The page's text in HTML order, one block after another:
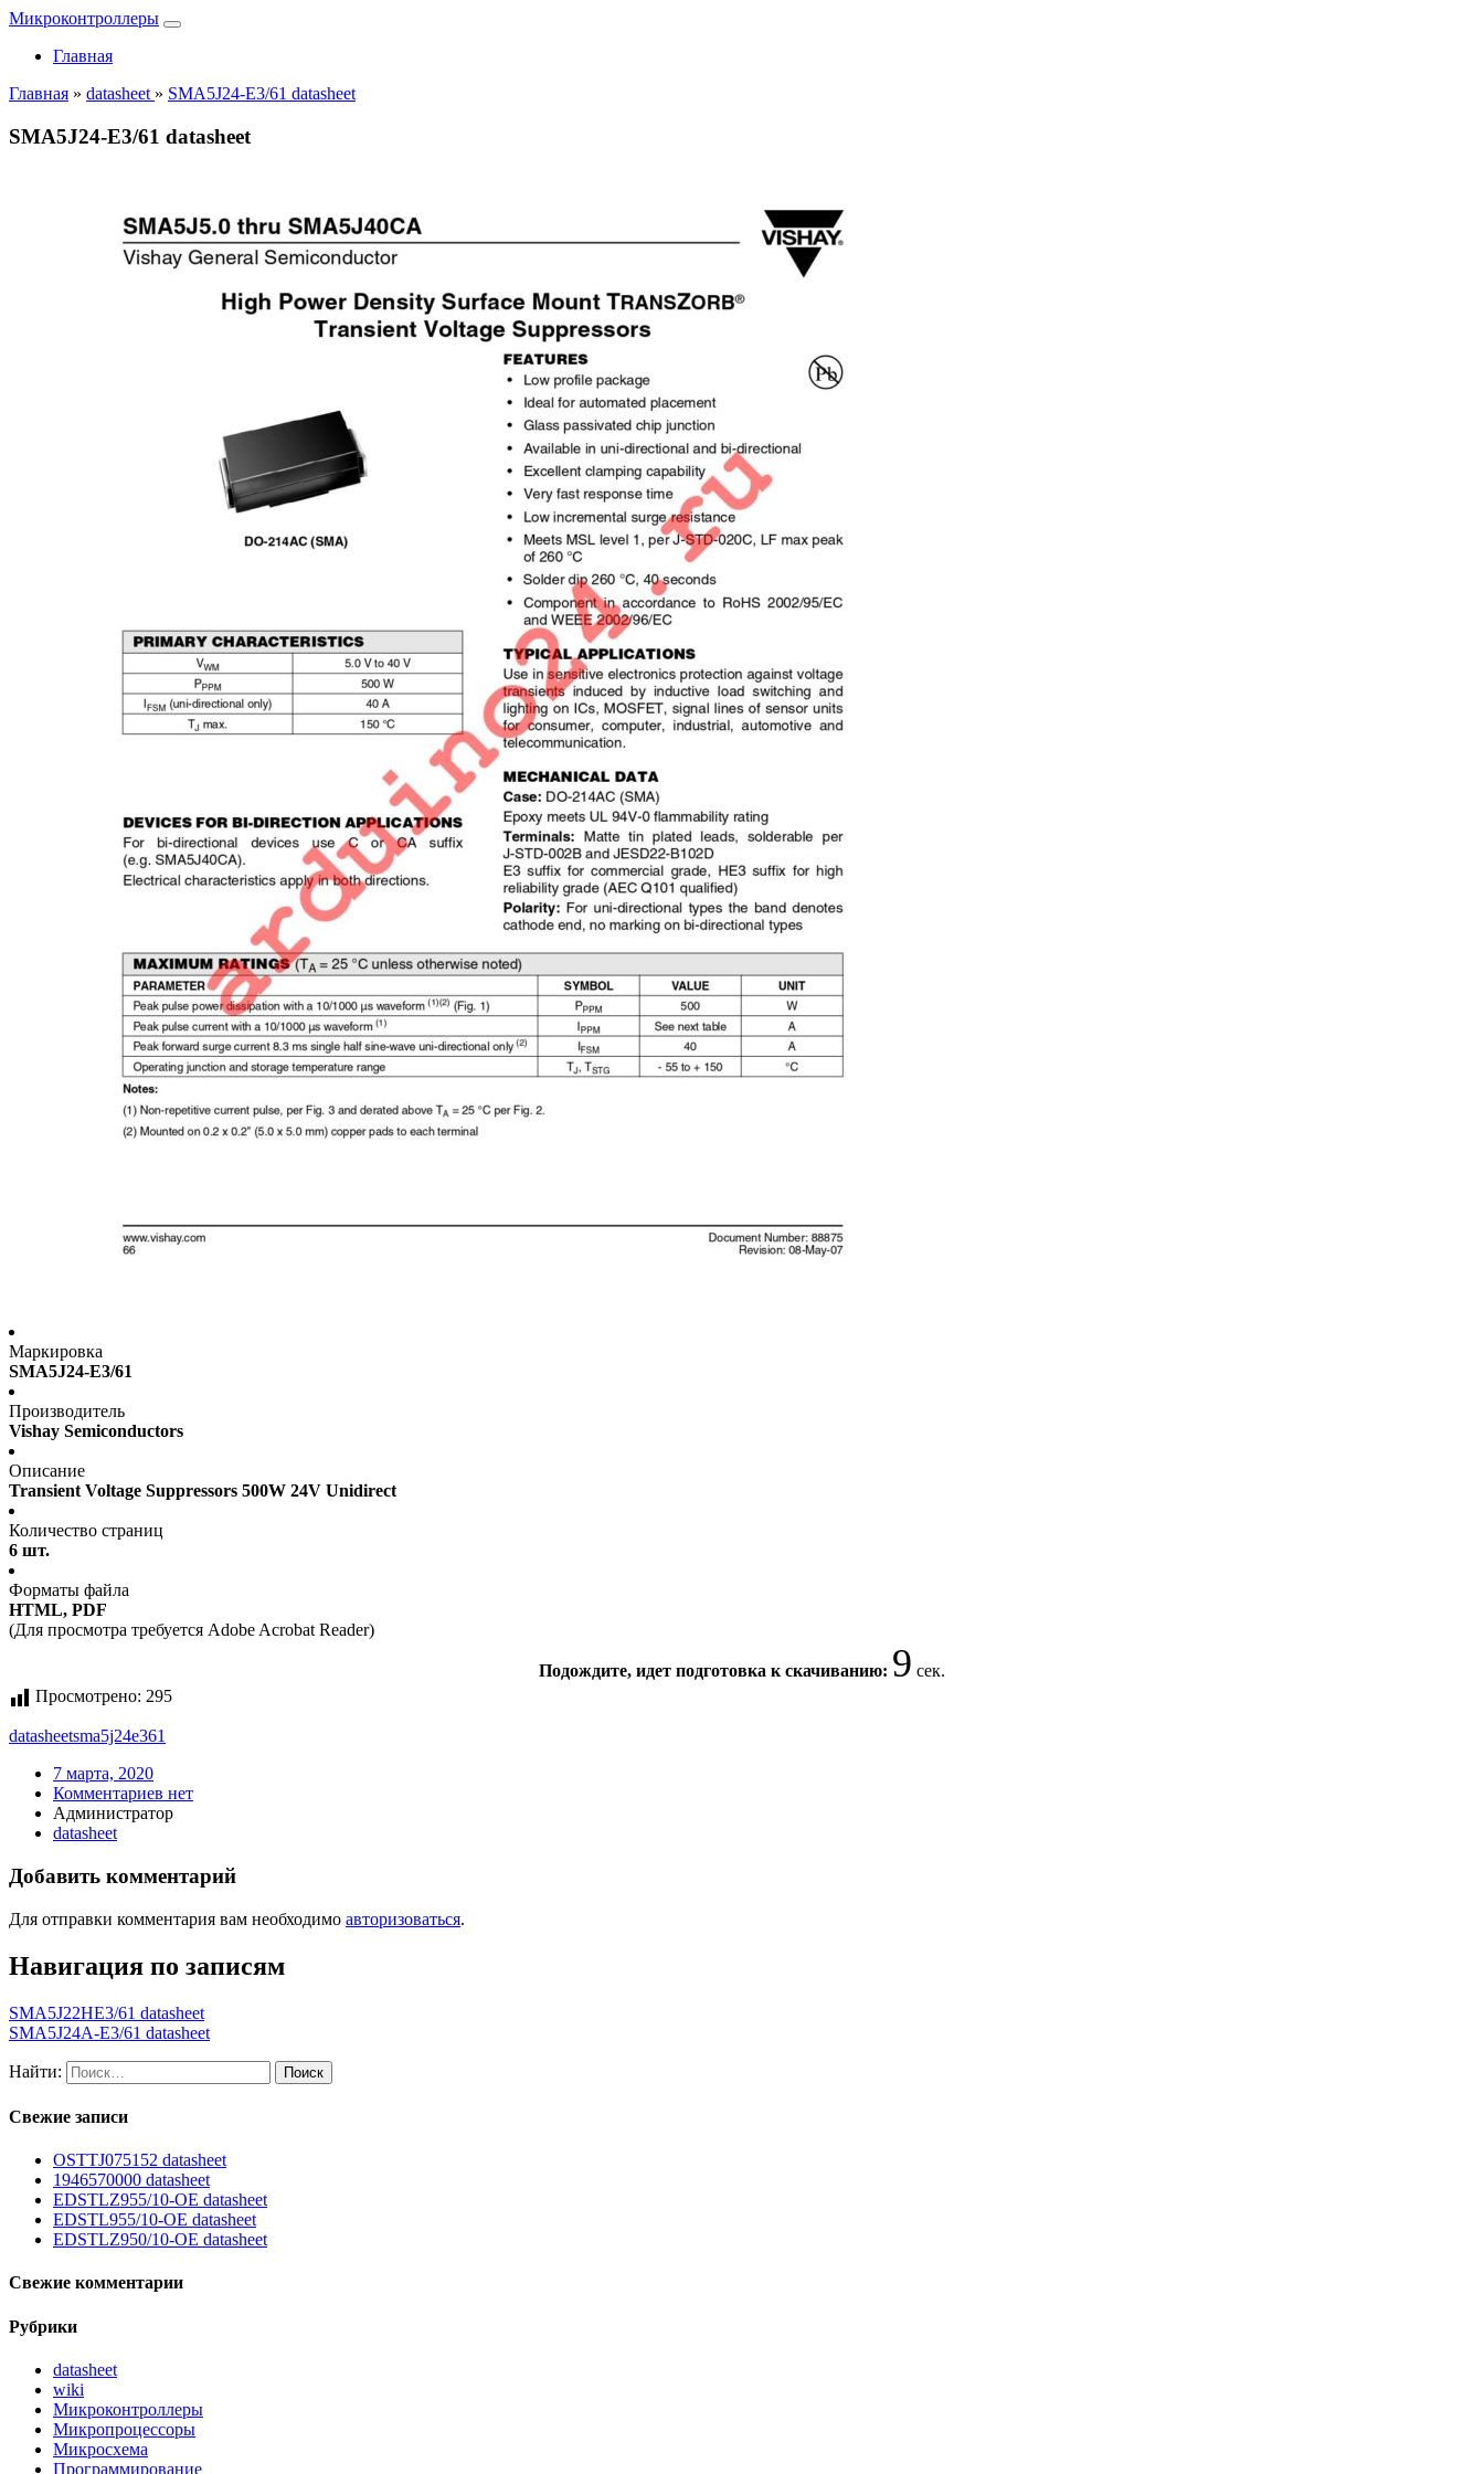
Микроконтроллеры
Главная
Главная » datasheet » SMA5J24-E3/61 datasheet
SMA5J24-E3/61 datasheet
Маркировка
SMA5J24-E3/61
Производитель
Vishay Semiconductors
Описание
Transient Voltage Suppressors 500W 24V Unidirect
Количество страниц
6 шт.
Форматы файла
HTML, PDF
(Для просмотра требуется Adobe Acrobat Reader)
Подождите, идет подготовка к скачиванию: 9 сек.
Просмотрено: 295
datasheetsma5j24e361
7 марта, 2020
Комментариев нет
Администратор
datasheet
Добавить комментарий
Для отправки комментария вам необходимо авторизоваться.
Навигация по записям
SMA5J22HE3/61 datasheet
SMA5J24A-E3/61 datasheet
Найти:
Свежие записи
OSTTJ075152 datasheet
1946570000 datasheet
EDSTLZ955/10-OE datasheet
EDSTL955/10-OE datasheet
EDSTLZ950/10-OE datasheet
Свежие комментарии
Рубрики
datasheet
wiki
Микроконтроллеры
Микропроцессоры
Микросхема
Программирование